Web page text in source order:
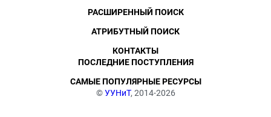
©УУНиТ, 2014-2026
РАСШИРЕННЫЙ ПОИСК
АТРИБУТНЫЙ ПОИСК
КОНТАКТЫ
ПОСЛЕДНИЕ ПОСТУПЛЕНИЯ
САМЫЕ ПОПУЛЯРНЫЕ РЕСУРСЫ